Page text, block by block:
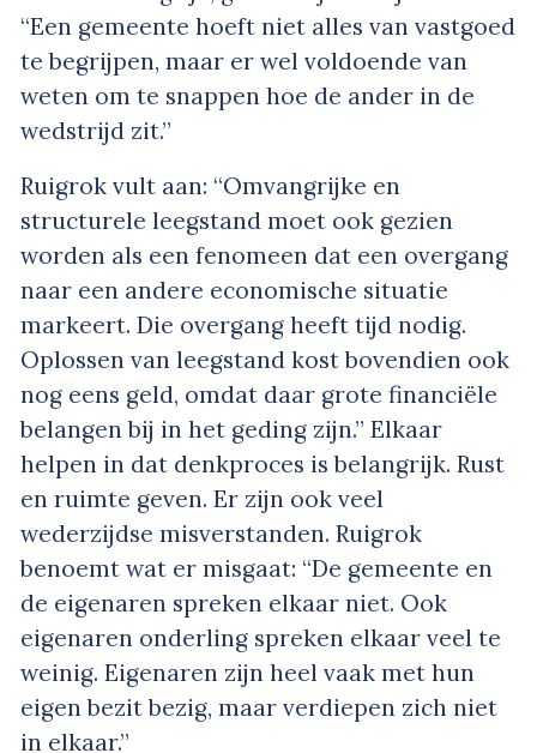
“Een gemeente hoeft niet alles van vastgoed
te begrijpen, maar er wel voldoende van
weten om te snappen hoe de ander in de
wedstrijd zit.”
Ruigrok vult aan: “Omvangrijke en
structurele leegstand moet ook gezien
worden als een fenomeen dat een overgang
naar een andere economische situatie
markeert. Die overgang heeft tijd nodig.
Oplossen van leegstand kost bovendien ook
nog eens geld, omdat daar grote financiële
belangen bij in het geding zijn.” Elkaar
helpen in dat denkproces is belangrijk. Rust
en ruimte geven. Er zijn ook veel
wederzijdse misverstanden. Ruigrok
benoemt wat er misgaat: “De gemeente en
de eigenaren spreken elkaar niet. Ook
eigenaren onderling spreken elkaar veel te
weinig. Eigenaren zijn heel vaak met hun
eigen bezit bezig, maar verdiepen zich niet
in elkaar.”